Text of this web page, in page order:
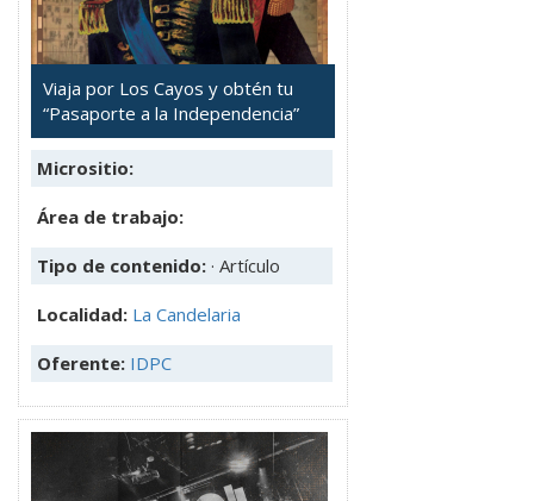
Viaja por Los Cayos y obtén tu
“Pasaporte a la Independencia”
Micrositio:
Área de trabajo:
Tipo de contenido: · Artículo
Localidad: La Candelaria
Oferente: IDPC